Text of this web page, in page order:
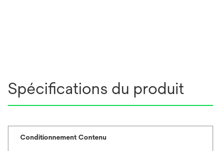
Spécifications du produit
Conditionnement Contenu